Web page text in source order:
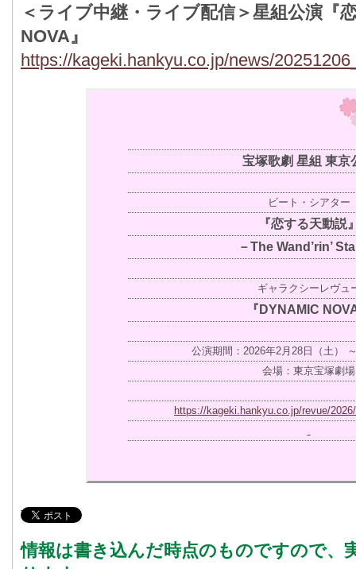
＜ライブ中継・ライブ配信＞星組公演『
NOVA』
https://kageki.hankyu.co.jp/news/
宝塚歌劇 星組 東京
ビート・シアター
『恋する天動説
－The Wand’rin’
ギャラクシーレヴュ
『DYNAMIC
公演期間：2026年2月28日（土）
会場：東京宝塚劇場
https://kageki.hankyu.co.jp/revue/
情報は書き込んだ時点のものですので、